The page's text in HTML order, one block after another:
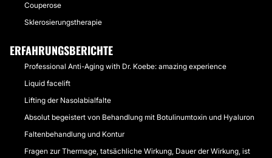
Couperose
Sklerosierungstherapie
ERFAHRUNGSBERICHTE
Professional Anti-Aging with Dr. Koebe: amazing experience
Liquid facelift
Lifting der Nasolabialfalte
Absolut begeistert von Behandlung mit Botulinumtoxin und Hyaluron
Faltenbehandlung und Kontur
Fragen zur Thermage, tatsächliche Wirkung, Dauer der Wirkung, ist